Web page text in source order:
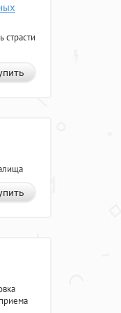
страсти